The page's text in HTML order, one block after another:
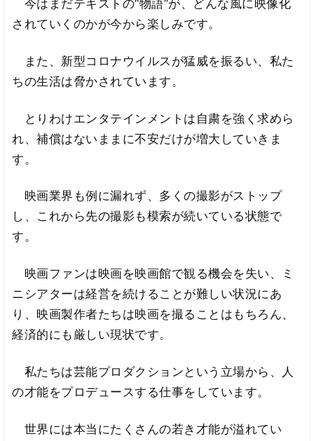
今はまだテキストの“物語”が、どんな風に映像化
されていくのかが今から楽しみです。
また、新型コロナウイルスが猛威を振るい、私た
ちの生活は脅かされています。
とりわけエンタテインメントは自粛を強く求めら
れ、補償はないままに不安だけが増大していきま
す。
映画業界も例に漏れず、多くの撮影がストップ
し、これから先の撮影も模索が続いている状態で
す。
映画ファンは映画を映画館で観る機会を失い、ミ
ニシアターは経営を続けることが難しい状況にあ
り、映画製作者たちは映画を撮ることはもちろん、
経済的にも厳しい現状です。
私たちは芸能プロダクションという立場から、人
の才能をプロデュースする仕事をしています。
世界には本当にたくさんの若き才能が溢れてい